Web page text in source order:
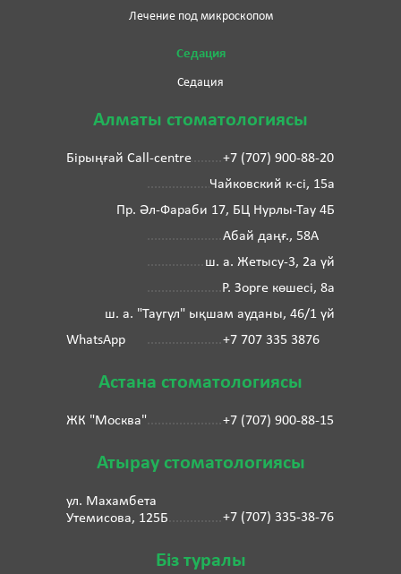
Лечение под микроскопом
Седация
Седация
Алматы стоматологиясы
Бірыңғай Call-centre
+7 (707) 900-88-20
Чайковский к-сі, 15а
Пр. Әл-Фараби 17, БЦ Нурлы-Тау 4Б
Абай даңғ., 58А
ш. а. Жетысу-3, 2а үй
Р. Зорге көшесі, 8а
ш. а. "Таугүл" ықшам ауданы, 46/1 үй
WhatsApp
+7 707 335 3876
Астана стоматологиясы
ЖК "Москва" +7 (707) 900-88-15
Атырау стоматологиясы
ул. Махамбета
Утемисова, 125Б
+7 (707) 335-38-76
Біз туралы